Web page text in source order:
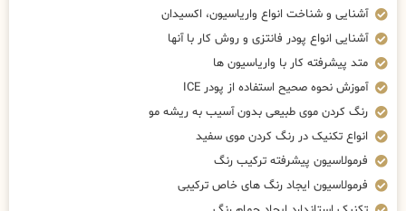
آشنایی و شناخت انواع واریاسیون، اکسیدان
آشنایی انواع پودر فانتزی و روش کار با آنها
متد پیشرفته کار با واریاسیون ها
آموزش نحوه صحیح استفاده از پودر ICE
رنگ کردن موی طبیعی بدون آسیب به ریشه مو
انواع تکنیک در رنگ کردن موی سفید
فرمولاسیون پیشرفته ترکیب رنگ
فرمولاسیون ایجاد رنگ های خاص ترکیبی